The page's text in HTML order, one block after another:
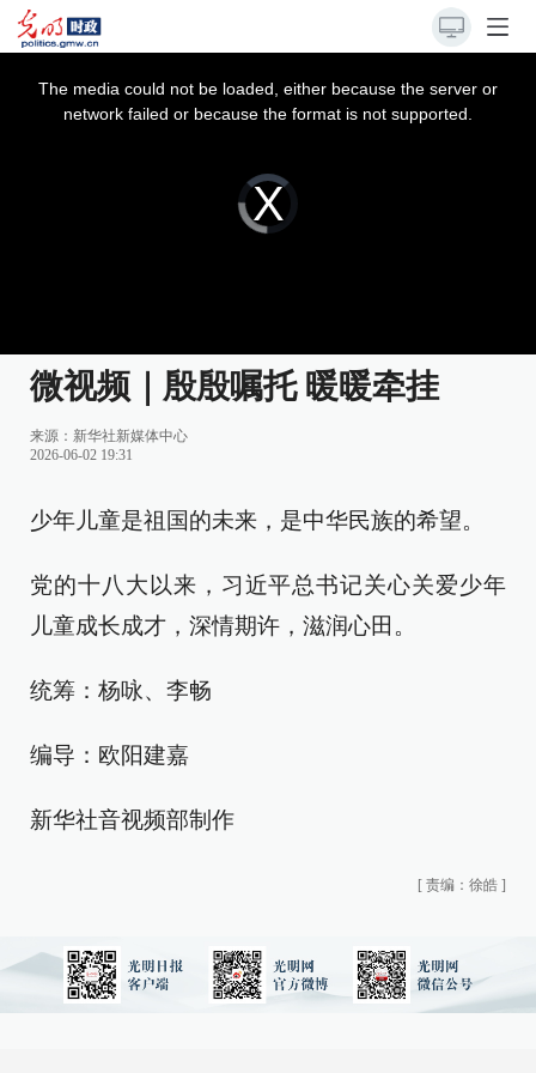
Video
Player
is
loading.
The media could not be loaded, either because the server or
network failed or because the format is not supported.
微视频｜殷殷嘱托 暖暖牵挂
来源： 新华社新媒体中心
2026-06-02 19:31
少年儿童是祖国的未来，是中华民族的希望。
党的十八大以来，习近平总书记关心关爱少年
儿童成长成才，深情期许，滋润心田。
统筹：杨咏、李畅
编导：欧阳建嘉
新华社音视频部制作
[ 责编：徐皓 ]